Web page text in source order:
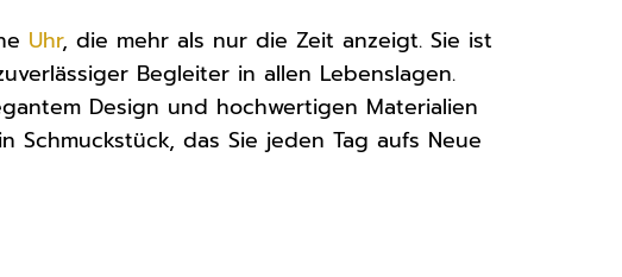
Uhr, die mehr als nur die Zeit anzeigt. Sie ist
Begleiter in allen Lebenslagen.
Design und hochwertigen Materialien
Schmuckstück, das Sie jeden Tag aufs Neue